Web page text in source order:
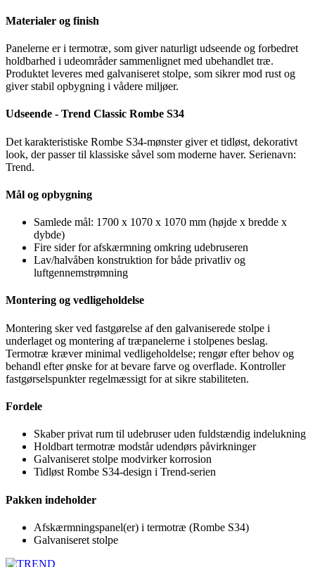
Materialer og finish
Panelerne er i termotræ, som giver naturligt udseende og forbedret
holdbarhed i udeområder sammenlignet med ubehandlet træ.
Produktet leveres med galvaniseret stolpe, som sikrer mod rust og
giver stabil opbygning i vådere miljøer.
Udseende - Trend Classic Rombe S34
Det karakteristiske Rombe S34-mønster giver et tidløst, dekorativt
look, der passer til klassiske såvel som moderne haver. Serienavn:
Trend.
Mål og opbygning
Samlede mål: 1700 x 1070 x 1070 mm (højde x bredde x
dybde)
Fire sider for afskærmning omkring udebruseren
Lav/halvåben konstruktion for både privatliv og
luftgennemstrømning
Montering og vedligeholdelse
Montering sker ved fastgørelse af den galvaniserede stolpe i
underlaget og montering af træpanelerne i stolpenes beslag.
Termotræ kræver minimal vedligeholdelse; rengør efter behov og
behandl efter ønske for at bevare farve og overflade. Kontroller
fastgørselspunkter regelmæssigt for at sikre stabiliteten.
Fordele
Skaber privat rum til udebruser uden fuldstændig indelukning
Holdbart termotræ modstår udendørs påvirkninger
Galvaniseret stolpe modvirker korrosion
Tidløst Rombe S34-design i Trend-serien
Pakken indeholder
Afskærmningspanel(er) i termotræ (Rombe S34)
Galvaniseret stolpe